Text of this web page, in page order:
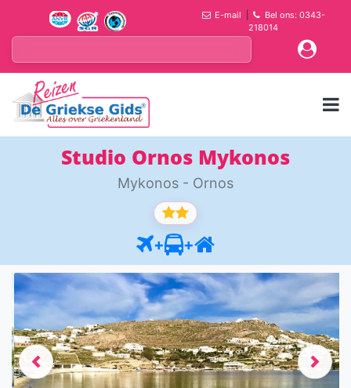
E-mail
Bel ons: 0343-
218014
Studio Ornos Mykonos
Mykonos - Ornos
+ +
Previous Next